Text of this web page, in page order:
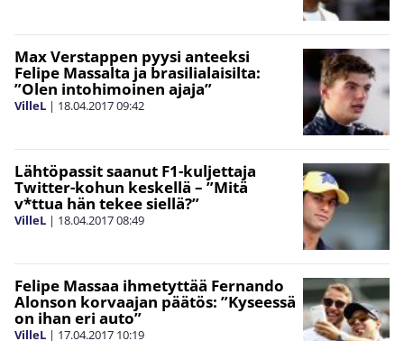
Max Verstappen pyysi anteeksi
Felipe Massalta ja brasilialaisilta:
”Olen intohimoinen ajaja”
VilleL | 18.04.201709:42
Lähtöpassit saanut F1-kuljettaja
Twitter-kohun keskellä – ”Mitä
v*ttua hän tekee siellä?”
VilleL | 18.04.201708:49
Felipe Massaa ihmetyttää Fernando
Alonson korvaajan päätös: ”Kyseessä
on ihan eri auto”
VilleL | 17.04.2017 10:19